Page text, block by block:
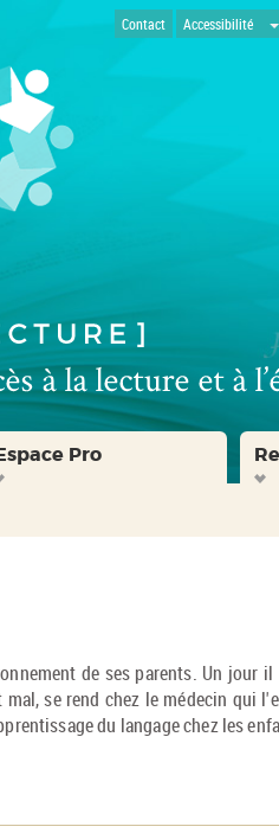
Contact Accessibilité
Pro
de ses parents. Un jour
se rend chez le médecin qui
du langage chez les